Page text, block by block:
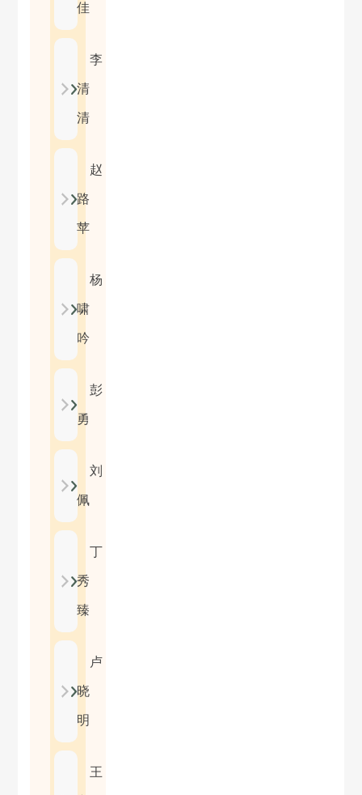
佳
李
清
清
赵
路
苹
杨
啸
吟
彭
勇
刘
佩
丁
秀
臻
卢
晓
明
王